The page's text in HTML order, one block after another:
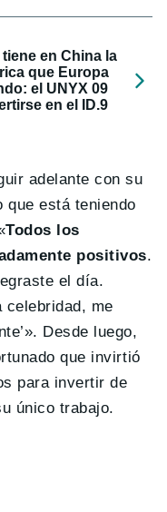
en China la
que Europa
el UNYX 09
en el ID.9
adelante con su
está teniendo
Todos los
positivos.
el día.
celebridad, me
Desde luego,
que invirtió
para invertir de
único trabajo.